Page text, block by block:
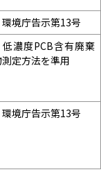
環境庁告示第13号
低濃度PCB含有廃棄
定方法を準用
環境庁告示第13号